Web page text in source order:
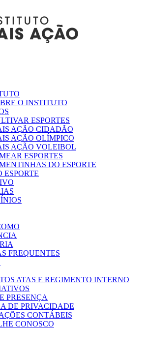
O INSTITUTO
ESPORTES
AÇÃO CIDADÃO
AÇÃO OLÍMPICO
AÇÃO VOLEIBOL
ESPORTES
DO ESPORTE
ESPORTE
FREQUENTES
ATAS E REGIMENTO INTERNO
PRESENÇA
DE PRIVACIDADE
CONTÁBEIS
CONOSCO